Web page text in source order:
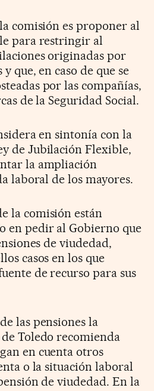
comisión es proponer al
para restringir al
originadas por
que, en caso de que se
por las compañías,
de la Seguridad Social.
en sintonía con la
de Jubilación Flexible,
la ampliación
laboral de los mayores.
la comisión están
en pedir al Gobierno que
de viudedad,
casos en los que
de recurso para sus
las pensiones la
Toledo recomienda
en cuenta otros
o la situación laboral
de viudedad. En la